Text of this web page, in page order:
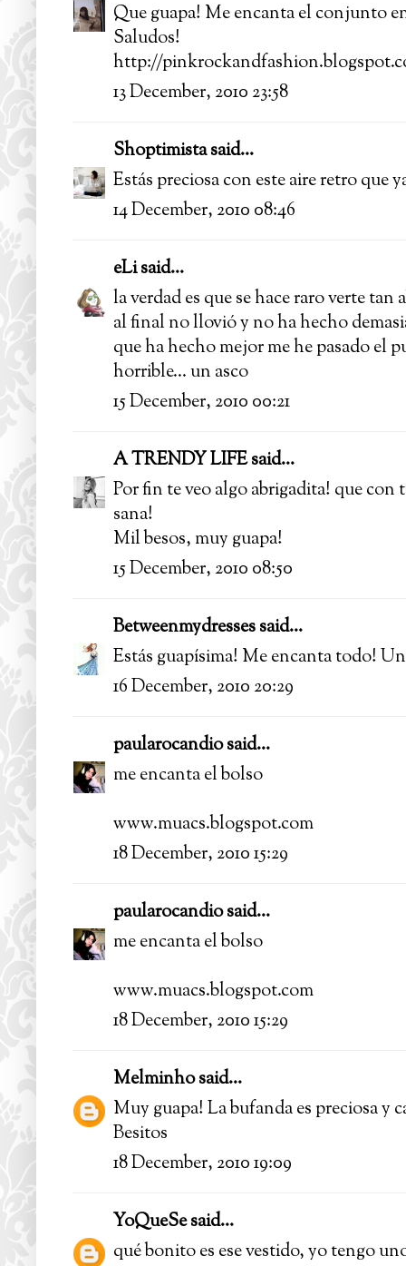
Que guapa! Me encanta el conjunto
Saludos!
http://
13 December, 2010 23:58
Shoptimistasaid...
Estás preciosa con este aire retro que
14 December, 2010 08:46
eLisaid...
la verdad es que se hace raro verte tan
al final no llovió y no ha hecho
que ha hecho mejor me he pasado el
horrible... un asco
15 December, 2010 00:21
A TRENDY LIFEsaid...
Por fin te veo algo abrigadita! que con
sana!
Mil besos, muy guapa!
15 December, 2010 08:50
Betweenmydressessaid...
Estás guapísima! Me encanta todo!
16 December, 2010 20:29
paularocandiosaid...
me encanta el bolso
www.muacs.blogspot.com
18 December, 2010 15:29
paularocandiosaid...
me encanta el bolso
www.muacs.blogspot.com
18 December, 2010 15:29
Melminhosaid...
Muy guapa! La bufanda es preciosa y
Besitos
18 December, 2010 19:09
YoQueSesaid...
qué bonito es ese vestido, yo tengo